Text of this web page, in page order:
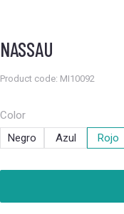
NASSAU
Product code: MI10092
Color
Negro
Azul Rojo